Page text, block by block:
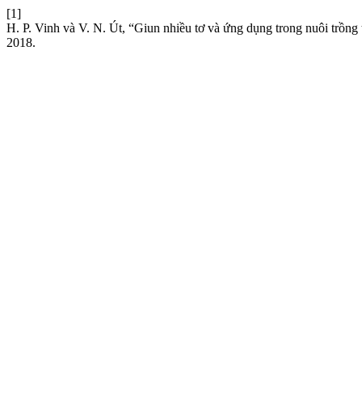
[1]
H. P. Vinh và V. N. Út, “Giun nhiều tơ và ứng dụng trong nuôi
2018.